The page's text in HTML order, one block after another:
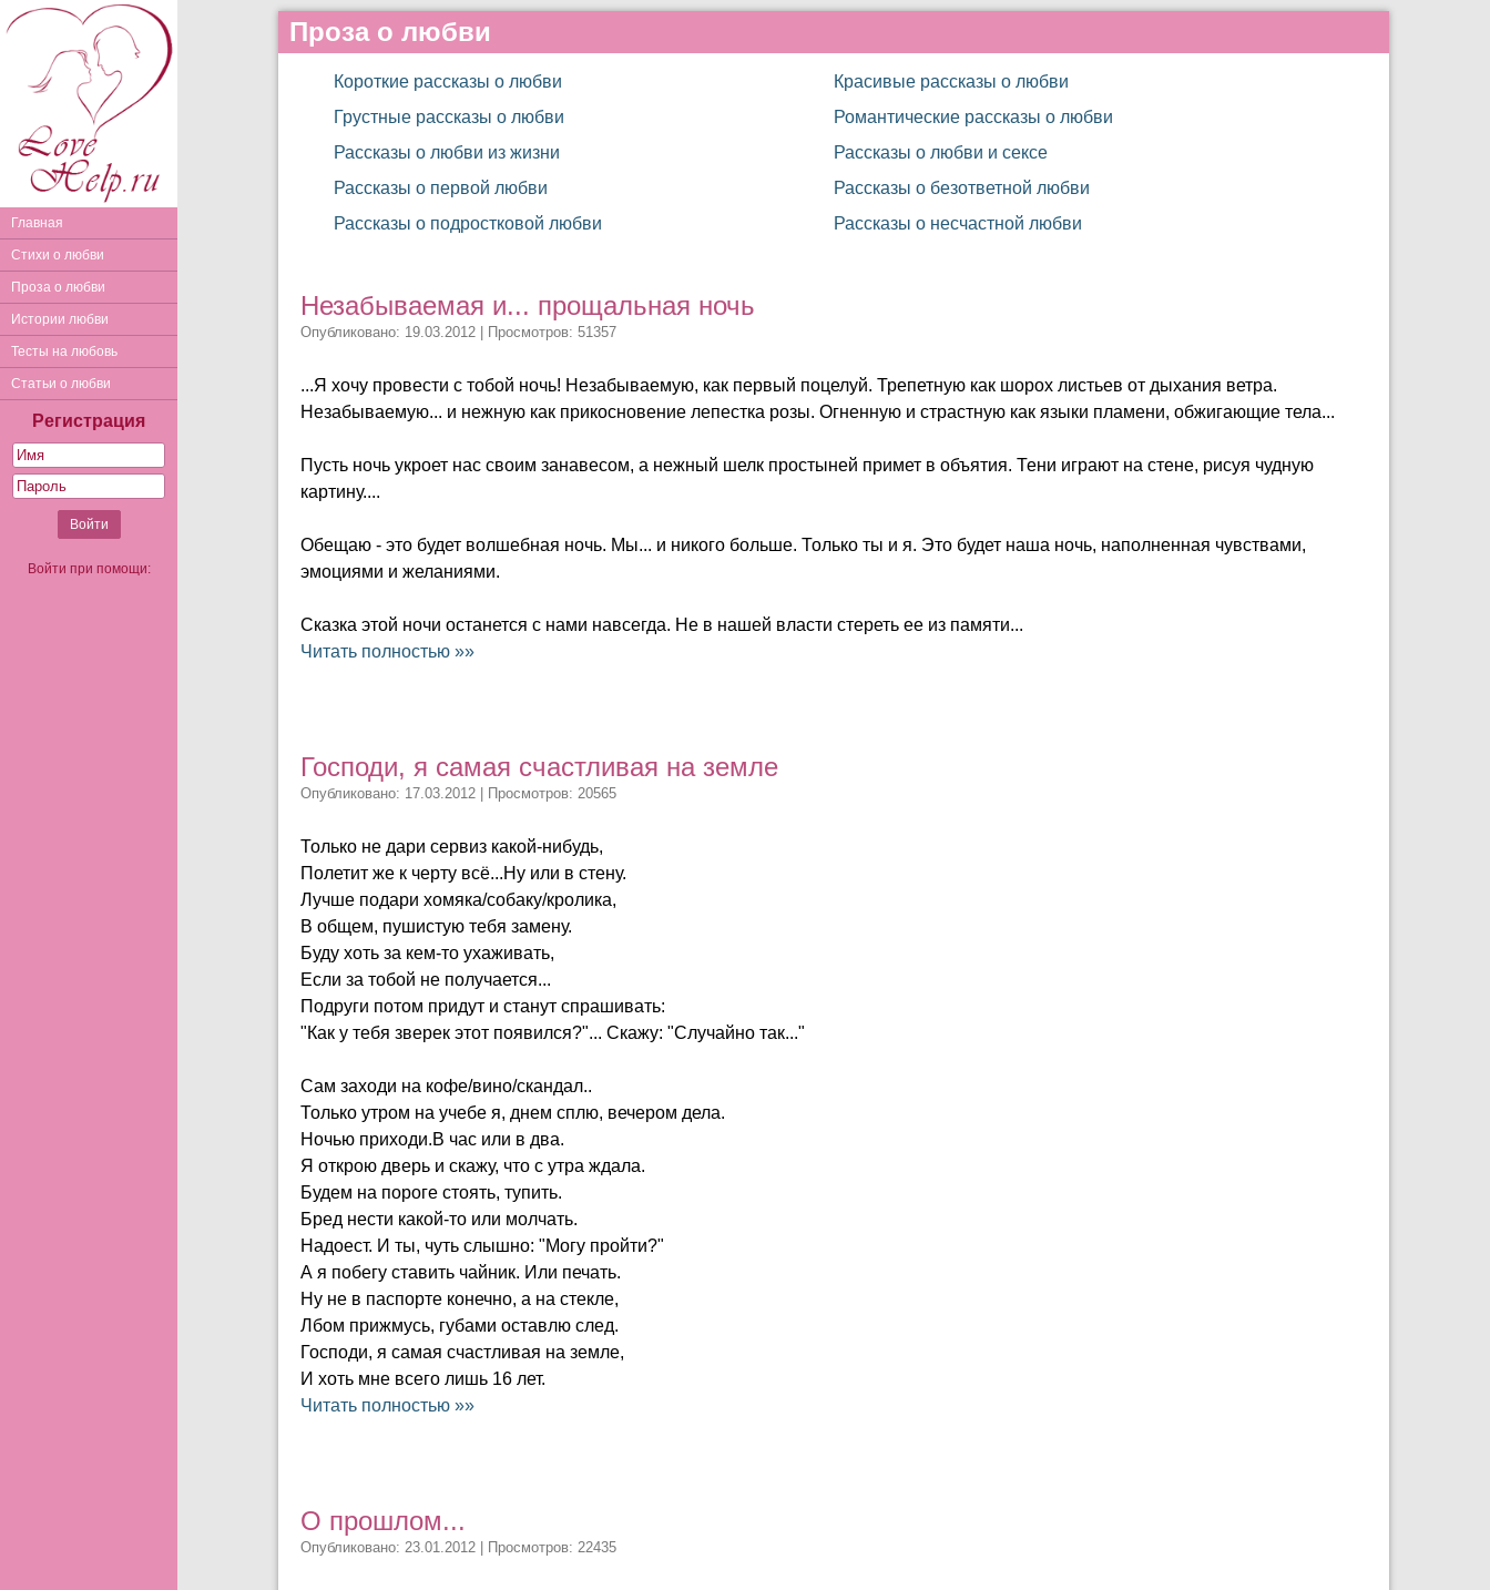
Главная
Стихи о любви
Проза о любви
Истории любви
Тесты на любовь
Статьи о любви
Регистрация
Войти при помощи:
Проза о любви
Короткие рассказы о любви
Грустные рассказы о любви
Рассказы о любви из жизни
Рассказы о первой любви
Рассказы о подростковой любви
Красивые рассказы о любви
Романтические рассказы о любви
Рассказы о любви и сексе
Рассказы о безответной любви
Рассказы о несчастной любви
Незабываемая и... прощальная ночь
Опубликовано: 19.03.2012 | Просмотров: 51357
...Я хочу провести с тобой ночь! Незабываемую, как первый поцелуй. Трепетную как шорох листьев от дыхания ветра.
Незабываемую... и нежную как прикосновение лепестка розы. Огненную и страстную как языки пламени, обжигающие тела...
Пусть ночь укроет нас своим занавесом, а нежный шелк простыней примет в объятия. Тени играют на стене, рисуя чудную
картину....
Обещаю - это будет волшебная ночь. Мы... и никого больше. Только ты и я. Это будет наша ночь, наполненная чувствами,
эмоциями и желаниями.
Сказка этой ночи останется с нами навсегда. Не в нашей власти стереть ее из памяти...
Читать полностью »»
Господи, я самая счастливая на земле
Опубликовано: 17.03.2012 | Просмотров: 20565
Только не дари сервиз какой-нибудь,
Полетит же к черту всё...Ну или в стену.
Лучше подари хомяка/собаку/кролика,
В общем, пушистую тебя замену.
Буду хоть за кем-то ухаживать,
Если за тобой не получается...
Подруги потом придут и станут спрашивать:
"Как у тебя зверек этот появился?"... Скажу: "Случайно так..."
Сам заходи на кофе/вино/скандал..
Только утром на учебе я, днем сплю, вечером дела.
Ночью приходи.В час или в два.
Я открою дверь и скажу, что с утра ждала.
Будем на пороге стоять, тупить.
Бред нести какой-то или молчать.
Надоест. И ты, чуть слышно: "Могу пройти?"
А я побегу ставить чайник. Или печать.
Ну не в паспорте конечно, а на стекле,
Лбом прижмусь, губами оставлю след.
Господи, я самая счастливая на земле,
И хоть мне всего лишь 16 лет.
Читать полностью »»
О прошлом...
Опубликовано: 23.01.2012 | Просмотров: 22435